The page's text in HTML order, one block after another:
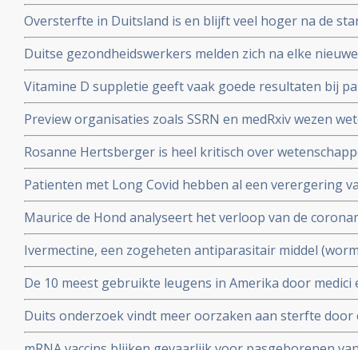
Oversterfte in Duitsland is en blijft veel hoger na de
peer reviewed studie en artsencollectief schrijft
Duitse gezondheidswerkers melden zich na elke
coronavirus - Covid-19 vaker ziek blijkt uit
en derde vaccinatierondes
Vitamine D suppletie geeft vaak goede resultaten bij
coronavirus - Covid-19 en al opgenomen in het
analyse zien van alle studies wereldwijd
Preview organisaties zoals SSRN en medRxiv wezen
onderzoek af als die afweken van Amerikaans
de maatregelen.
Rosanne Hertsberger is heel kritisch over
gemanipuleeerd zwegen over misvattingen tijdens de
Patienten met Long Covid hebben al een verergering
vermoeidheid, moeite met het reguleren van de
disfunctie, zelfs na een lichte inspanning.
Maurice de Hond analyseert het verloop van de
opeenvolgende artikelen.
Ivermectine, een zogeheten antiparasitair middel
coronavirus - Covid-19 zeer goed te kunnen bestrijden.
studies blijkt zeer grote effectiviteit.
De 10 meest gebruikte leugens in Amerika door
klakkeloos overgenomen rondom het corona virus en
buiten
Duits onderzoek vindt meer oorzaken aan sterfte
hersenen, bloedvaten en hart (myocarditis) bij